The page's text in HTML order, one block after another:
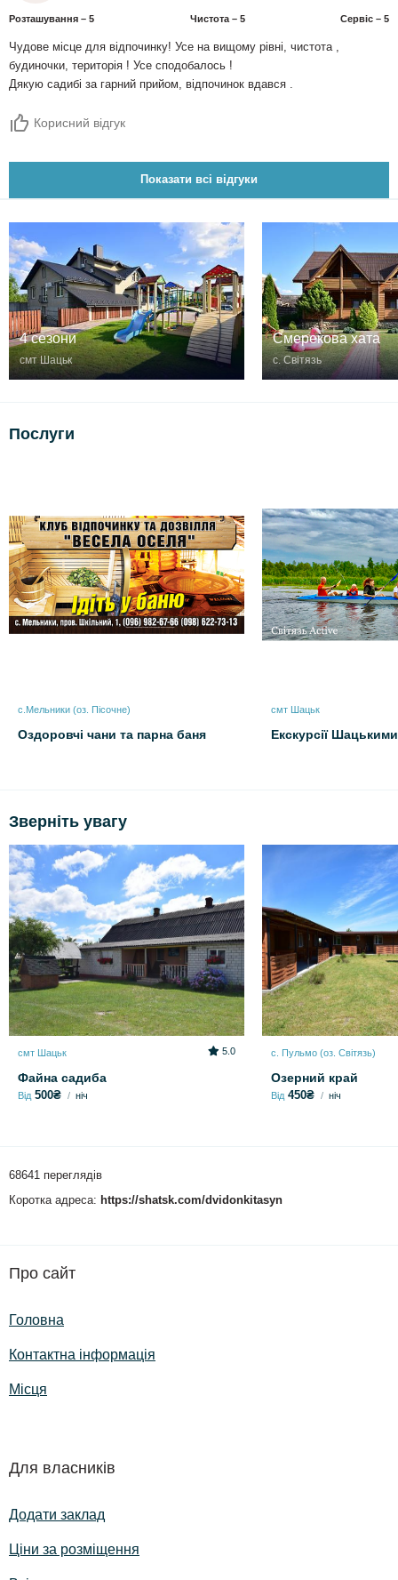
Розташування – 5 Чистота – 5 Сервіс – 5
Чудове місце для відпочинку! Усе на вищому рівні, чистота ,
будиночки, територія ! Усе сподобалось !
Дякую садибі за гарний прийом, відпочинок вдався .
Корисний відгук
Показати всі відгуки
4 сезони
смт Шацьк
Смерекова хата
с. Світязь
Послуги
с.Мельники (оз. Пісочне)
Оздоровчі чани та парна баня
смт Шацьк
Екскурсії
Зверніть увагу
смт Шацьк 5.0
Файна садиба
Від 500₴ ніч
с. Пульмо (оз. Світязь)
Озерний край
Від 450₴ ніч
68641 переглядів
Коротка адреса: https://shatsk.com/dvidonkitasyn
Про сайт
Головна
Контактна інформація
Місця
Для власників
Додати заклад
Ціни за розміщення